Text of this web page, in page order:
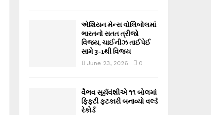
એશિયન મેન્સ વોલિબોલમાં
ભારતનો સતત ત્રીજો
વિજય, ચાઈનીઝ તાઈપેઈ
સામે 3-1થી વિજય
June 23, 2026 0
વૈભવ સૂર્યવંશીએ ૧૧ બોલમાં
ફિફ્ટી ફટકારી બનાવ્યો વર્લ્ડ
રેકોર્ડ